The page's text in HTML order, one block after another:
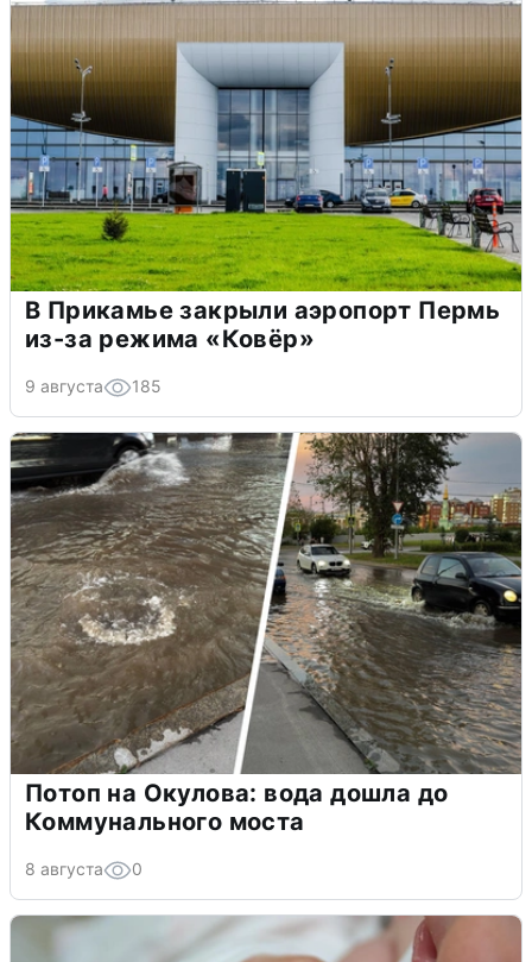
В Прикамье закрыли аэропорт Пермь
из-за режима «Ковёр»
9 августа 185
Потоп на Окулова: вода дошла до
Коммунального моста
8 августа 0